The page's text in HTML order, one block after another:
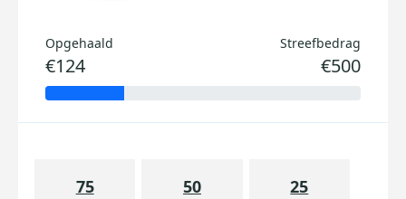
Opgehaald
€124
Streefbedrag
€500
75 50 25